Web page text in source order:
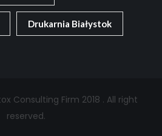
Drukarnia Białystok
Consulting Firm 2018 . All right
reserved.